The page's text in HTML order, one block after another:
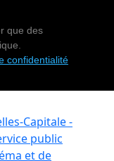
que des
confidentialité
Capitale -
public
et de